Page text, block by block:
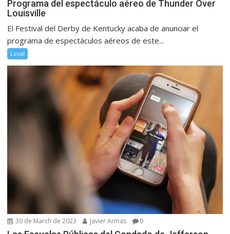
Programa del espectáculo aéreo de Thunder Over
Louisville
El Festival del Derby de Kentucky acaba de anunciar el
programa de espectáculos aéreos de este...
Local
30 de March de 2023 Javier Armas 0